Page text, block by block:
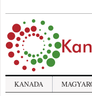
KANADA